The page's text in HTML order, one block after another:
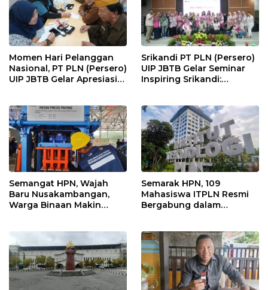
Momen Hari Pelanggan
Nasional, PT PLN (Persero)
UIP JBTB Gelar Apresiasi
Keluarga Veteran dengan
YBM PT PLN
Srikandi PT PLN (Persero)
UIP JBTB Gelar Seminar
Inspiring Srikandi:
Anak dalam Menghadapi
Transformasi Energi
Semangat HPN, Wajah
Baru Nusakambangan,
Warga Binaan Makin
Semarak HPN, 109
Mahasiswa ITPLN Resmi
Bergabung dalam